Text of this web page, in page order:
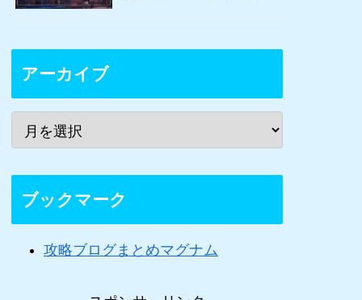
アーカイブ
ブックマーク
攻略ブログまとめマグナム